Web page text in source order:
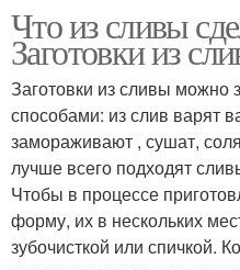
Что из сливы
Заготовки из
Заготовки из сливы можно
способами: из слив варят
замораживают , сушат,
лучше всего подходят
Чтобы в процессе
форму, их в нескольких
зубочисткой или спичкой.